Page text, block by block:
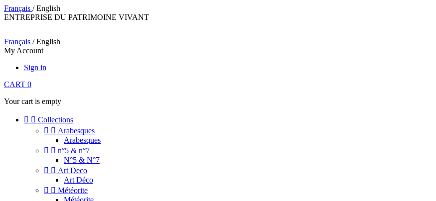
Français / English
ENTREPRISE DU PATRIMOINE VIVANT
Français / English
My Account
Sign in
CART 0
Your cart is empty
  Collections
  Arabesques
Arabesques
  n°5 & n°7
N°5 & N°7
  Art Deco
Art Déco
  Météorite